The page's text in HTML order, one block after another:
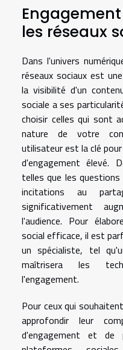
les réseaux
Dans l'univers
réseaux sociaux est
la visibilité d'un
sociale a ses
choisir celles qui sont
nature de votre
utilisateur est la clé
d'engagement élevé.
telles que les
incitations au
significativement
l'audience. Pour
social efficace, il est
un spécialiste, tel
maîtrisera les
l'engagement.
Pour ceux qui
approfondir leur
d'engagement et de